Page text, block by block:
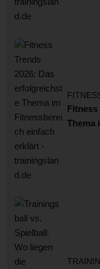
Fitness
Thema